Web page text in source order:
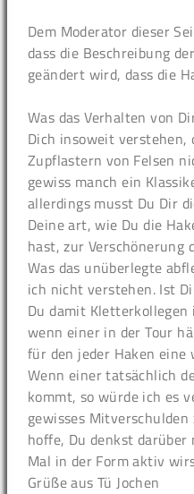
Dem Moderator dieser
dass die Beschreibung
geändert wird, dass die
Was das Verhalten von
Dich insoweit verstehen,
Zupflastern von Felsen
gewiss manch ein
allerdings musst Du Dir
Deine art, wie Du die
hast, zur Verschönerung
Was das unüberlegte
ich nicht verstehen. Ist
Du damit Kletterkollegen
wenn einer in der Tour
für den jeder Haken
Wenn einer tatsächlich
kommt, so würde ich es
gewisses
hoffe, Du denkst darüber
Mal in der Form aktiv
Grüße aus Tü Jochen